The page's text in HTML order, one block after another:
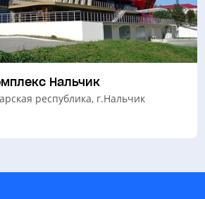
Нальчик
республика, г.Нальчик